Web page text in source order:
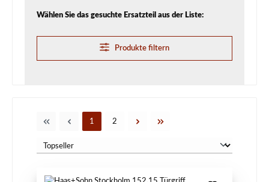
Wählen Sie das gesuchte Ersatzteil aus der Liste:
Produkte filtern
Seite
1 Seite
2